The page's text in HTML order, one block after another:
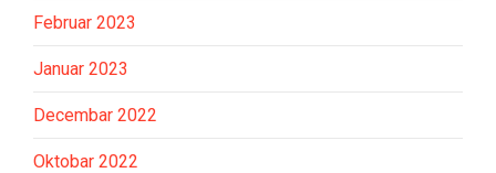
Februar 2023
Januar 2023
Decembar 2022
Oktobar 2022